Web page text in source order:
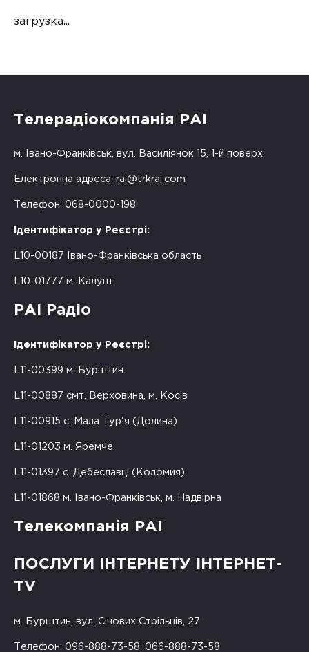
загрузка...
Телерадіокомпанія РАІ
м. Івано-Франківськ, вул. Василіянок 15, 1-й поверх
Електронна адреса: rai@trkrai.com
Телефон: 068-0000-198
Ідентифікатор у Реєстрі:
L10-00187 Івано-Франківська область
L10-01777 м. Калуш
РАІ Радіо
Ідентифікатор у Реєстрі:
L11-00399 м. Бурштин
L11-00887 смт. Верховина, м. Косів
L11-00915 с. Мала Тур'я (Долина)
L11-01203 м. Яремче
L11-01397 с. Дебеславці (Коломия)
L11-01868 м. Івано-Франківськ, м. Надвірна
Телекомпанія РАІ
ПОСЛУГИ ІНТЕРНЕТУ ІНТЕРНЕТ-
TV
м. Бурштин, вул. Січових Стрільців, 27
Телефон: 096-888-73-58, 066-888-73-58